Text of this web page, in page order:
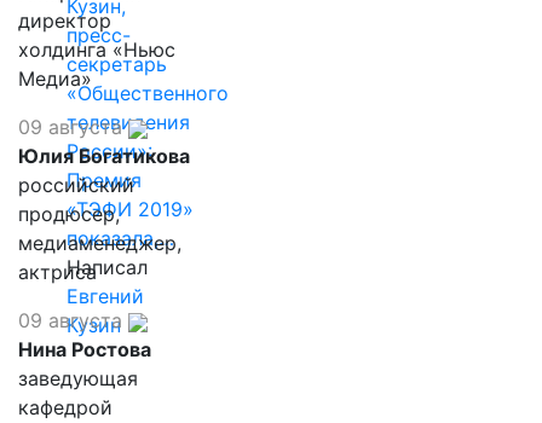
Кузин,
пресс-
секретарь
«Общественного
телевидения
России»:
Премия
«ТЭФИ 2019»
показала,…
Написал
Евгений
Кузин
директор
холдинга «Ньюс
Медиа»
09 августа
Юлия Богатикова
российский
продюсер,
медиаменеджер,
актриса
09 августа
Нина Ростова
заведующая
кафедрой